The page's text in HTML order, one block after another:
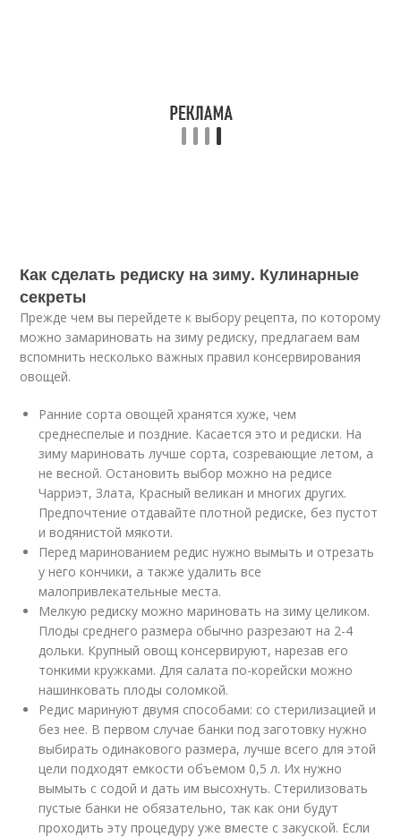
Как сделать редиску на зиму. Кулинарные
секреты
Прежде чем вы перейдете к выбору рецепта, по которому
можно замариновать на зиму редиску, предлагаем вам
вспомнить несколько важных правил консервирования
овощей.
Ранние сорта овощей хранятся хуже, чем
среднеспелые и поздние. Касается это и редиски. На
зиму мариновать лучше сорта, созревающие летом, а
не весной. Остановить выбор можно на редисе
Чарриэт, Злата, Красный великан и многих других.
Предпочтение отдавайте плотной редиске, без пустот
и водянистой мякоти.
Перед маринованием редис нужно вымыть и отрезать
у него кончики, а также удалить все
малопривлекательные места.
Мелкую редиску можно мариновать на зиму целиком.
Плоды среднего размера обычно разрезают на 2-4
дольки. Крупный овощ консервируют, нарезав его
тонкими кружками. Для салата по-корейски можно
нашинковать плоды соломкой.
Редис маринуют двумя способами: со стерилизацией и
без нее. В первом случае банки под заготовку нужно
выбирать одинакового размера, лучше всего для этой
цели подходят емкости объемом 0,5 л. Их нужно
вымыть с содой и дать им высохнуть. Стерилизовать
пустые банки не обязательно, так как они будут
проходить эту процедуру уже вместе с закуской. Если